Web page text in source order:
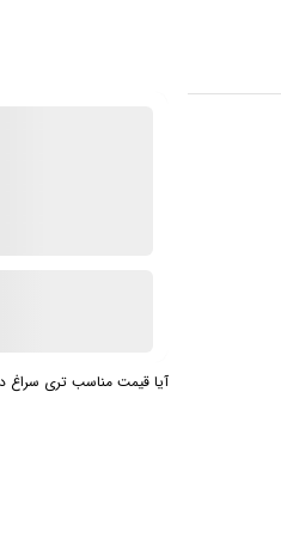
آیا قیمت مناسب تری سراغ